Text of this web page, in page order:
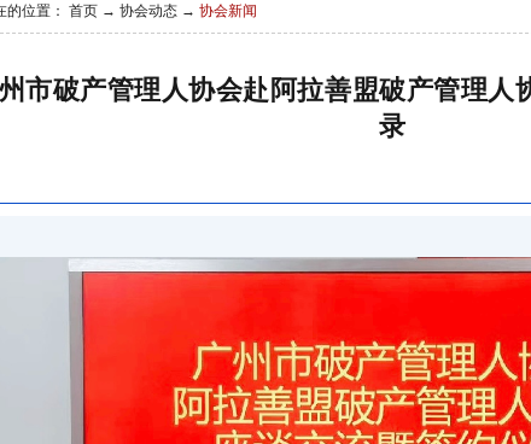
的位置： 首页 → 协会动态 → 协会新闻
市破产管理人协会赴阿拉善盟破产管理人
录